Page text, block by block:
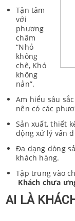
Tận tâm
với
phương
châm
“Nhỏ
không
chê, Khó
không
nản”.
Am hiểu sâu
nên có các
Sản xuất, thiết
động xử lý vấn
Đa dạng dòng
khách hàng.
Tập trung vào
Khách chưa
AI LÀ